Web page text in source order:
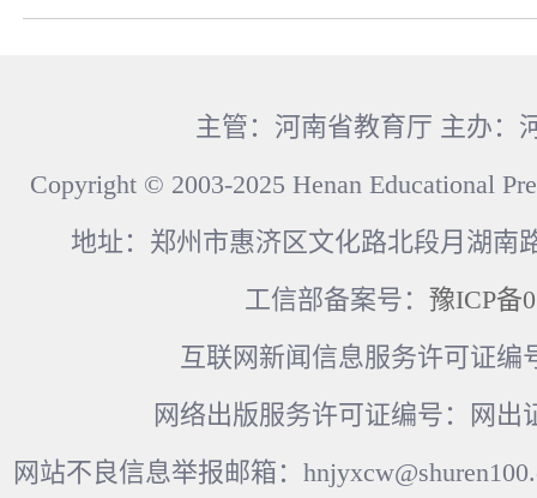
主管：河南省教育厅 主办：
Copyright © 2003-2025 Henan Educational
地址：郑州市惠济区文化路北段月湖南
工信部备案号： 豫ICP备
互联网新闻信息服务许可证编
网络出版服务许可证编号：网出
网站不良信息举报邮箱：